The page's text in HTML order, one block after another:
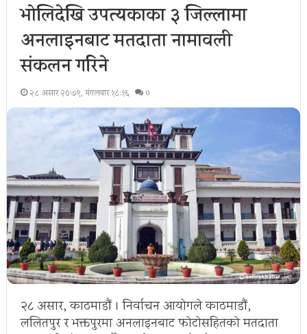
भोलिदेखि उपत्यकाका ३ जिल्लामा
अनलाइनबाट मतदाता नामावली
संकलन गरिने
२८ असार २०७९, मंगलवार १८:१६ 0
२८ असार, काठमाडौं । निर्वाचन आयोगले काठमाडौं,
ललितपुर र भक्तपुरमा अनलाइनबाट फोटोसहितको मतदाता